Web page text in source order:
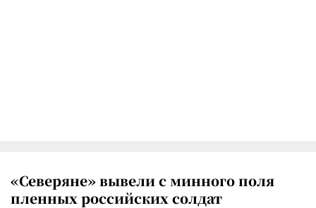
«Северяне» вывели с минного поля
пленных российских солдат